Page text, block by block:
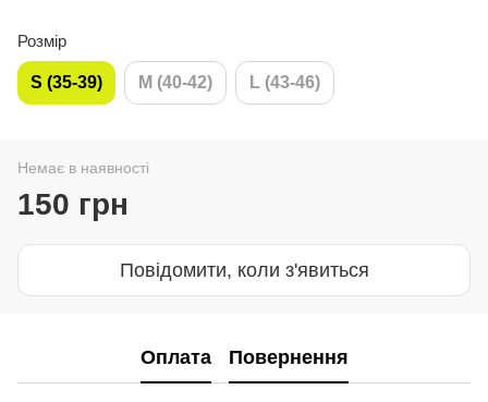
Розмір
S (35-39) M (40-42) L (43-46)
Немає в наявності
150 грн
Повідомити, коли з'явиться
Оплата Повернення